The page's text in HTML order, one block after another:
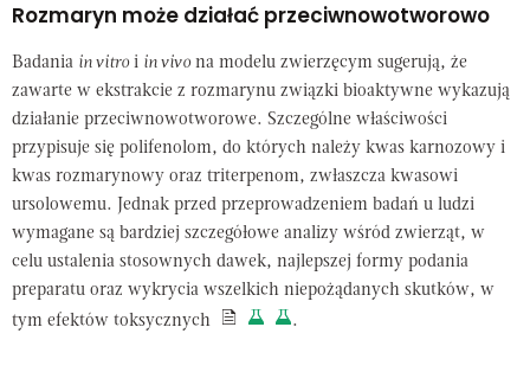
Rozmaryn może działać przeciwnowotworowo
Badania in vitroi in vivona modelu zwierzęcym sugerują, że
zawarte w ekstrakcie z rozmarynu związki bioaktywne wykazują
działanie przeciwnowotworowe. Szczególne właściwości
przypisuje się polifenolom, do których należy kwas karnozowy i
kwas rozmarynowy oraz triterpenom, zwłaszcza kwasowi
ursolowemu. Jednak przed przeprowadzeniem badań u ludzi
wymagane są bardziej szczegółowe analizy wśród zwierząt, w
celu ustalenia stosownych dawek, najlepszej formy podania
preparatu oraz wykrycia wszelkich niepożądanych skutków, w
tym efektów toksycznych
.